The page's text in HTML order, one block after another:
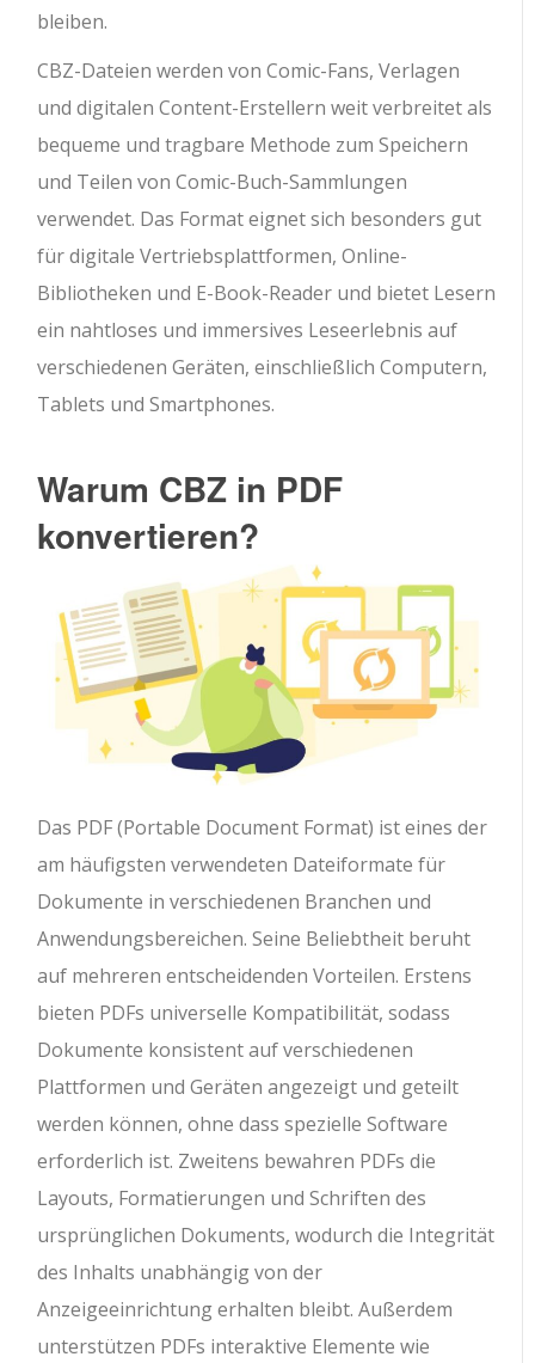
bleiben.
CBZ-Dateien werden von Comic-Fans, Verlagen
und digitalen Content-Erstellern weit verbreitet als
bequeme und tragbare Methode zum Speichern
und Teilen von Comic-Buch-Sammlungen
verwendet. Das Format eignet sich besonders gut
für digitale Vertriebsplattformen, Online-
Bibliotheken und E-Book-Reader und bietet Lesern
ein nahtloses und immersives Leseerlebnis auf
verschiedenen Geräten, einschließlich Computern,
Tablets und Smartphones.
Warum CBZ in PDF
konvertieren?
Das PDF (Portable Document Format) ist eines der
am häufigsten verwendeten Dateiformate für
Dokumente in verschiedenen Branchen und
Anwendungsbereichen. Seine Beliebtheit beruht
auf mehreren entscheidenden Vorteilen. Erstens
bieten PDFs universelle Kompatibilität, sodass
Dokumente konsistent auf verschiedenen
Plattformen und Geräten angezeigt und geteilt
werden können, ohne dass spezielle Software
erforderlich ist. Zweitens bewahren PDFs die
Layouts, Formatierungen und Schriften des
ursprünglichen Dokuments, wodurch die Integrität
des Inhalts unabhängig von der
Anzeigeeinrichtung erhalten bleibt. Außerdem
unterstützen PDFs interaktive Elemente wie